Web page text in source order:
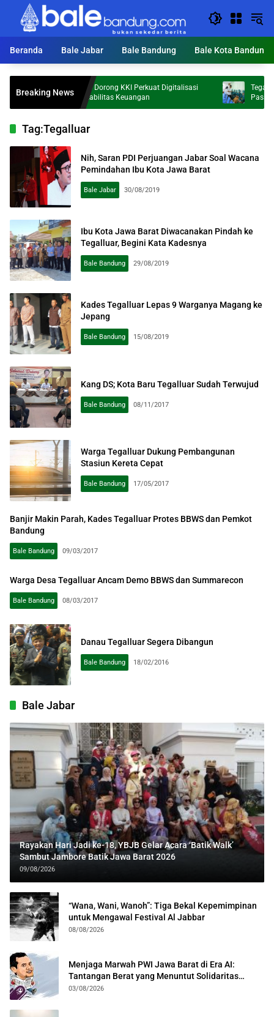
Langsung
konten
Beranda
Bale Jabar Bale Bandung Bale Kota Bandung
Breaking News
Bupati KDS Dorong KKI Perkuat Digitalisasi
dan Akuntabilitas Keuangan
Tegas! KDS
Pasien Disanksi
Tag:Tegalluar
Nih, Saran PDI Perjuangan Jabar Soal Wacana
Pemindahan Ibu Kota Jawa Barat
Bale Jabar 30/08/2019
Ibu Kota Jawa Barat Diwacanakan Pindah ke
Tegalluar, Begini Kata Kadesnya
Bale Bandung 29/08/2019
Kades Tegalluar Lepas 9 Warganya Magang ke
Jepang
Bale Bandung 15/08/2019
Kang DS; Kota Baru Tegalluar Sudah Terwujud
Bale Bandung 08/11/2017
Warga Tegalluar Dukung Pembangunan
Stasiun Kereta Cepat
Bale Bandung 17/05/2017
Banjir Makin Parah, Kades Tegalluar Protes BBWS dan Pemkot
Bandung
Bale Bandung 09/03/2017
Warga Desa Tegalluar Ancam Demo BBWS dan Summarecon
Bale Bandung 08/03/2017
Danau Tegalluar Segera Dibangun
Bale Bandung 18/02/2016
Bale Jabar
Rayakan Hari Jadi ke-18, YBJB Gelar Acara ‘Batik Walk’
Sambut Jambore Batik Jawa Barat 2026
09/08/2026
“Wana, Wani, Wanoh”: Tiga Bekal Kepemimpinan
untuk Mengawal Festival Al Jabbar
08/08/2026
Menjaga Marwah PWI Jawa Barat di Era AI:
Tantangan Berat yang Menuntut Solidaritas
Lintas Generasi
03/08/2026